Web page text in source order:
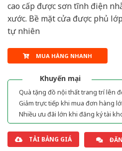
cao cấp được sơn tĩnh điện
xước. Bề mặt cửa được phủ
tự nhiên
MUA HÀNG NHANH
Khuyến mại
Quà tặng đồ nội thất trang trí lên
Giảm trực tiếp khi mua đơn hàng
Nhiều ưu đãi lớn khi đăng ký tài
TẢI BẢNG GIÁ